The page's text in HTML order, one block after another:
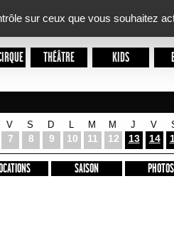
sur ceux que vous souhaitez
THÉÂTRE KIDS
V
7
S
8
D
9 10
M
11
M
12
J
13
V
14
SAISON PHOTOS